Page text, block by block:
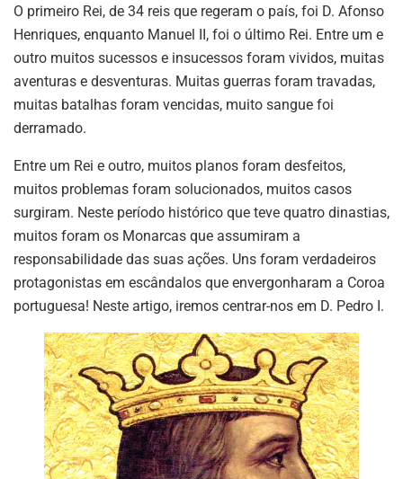
O primeiro Rei, de 34 reis que regeram o país, foi D. Afonso
Henriques, enquanto Manuel II, foi o último Rei. Entre um e
outro muitos sucessos e insucessos foram vividos, muitas
aventuras e desventuras. Muitas guerras foram travadas,
muitas batalhas foram vencidas, muito sangue foi
derramado.
Entre um Rei e outro, muitos planos foram desfeitos,
muitos problemas foram solucionados, muitos casos
surgiram. Neste período histórico que teve quatro dinastias,
muitos foram os Monarcas que assumiram a
responsabilidade das suas ações. Uns foram verdadeiros
protagonistas em escândalos que envergonharam a Coroa
portuguesa! Neste artigo, iremos centrar-nos em D. Pedro I.